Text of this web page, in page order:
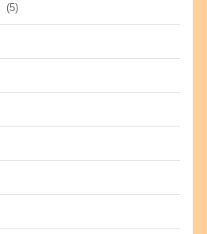
(5)